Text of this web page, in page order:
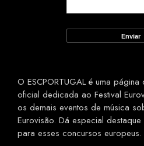
O ESCPORTUGAL é uma
oficial dedicada ao Festival
os demais eventos de música
Eurovisão. Dá especial
para esses concursos europeus.